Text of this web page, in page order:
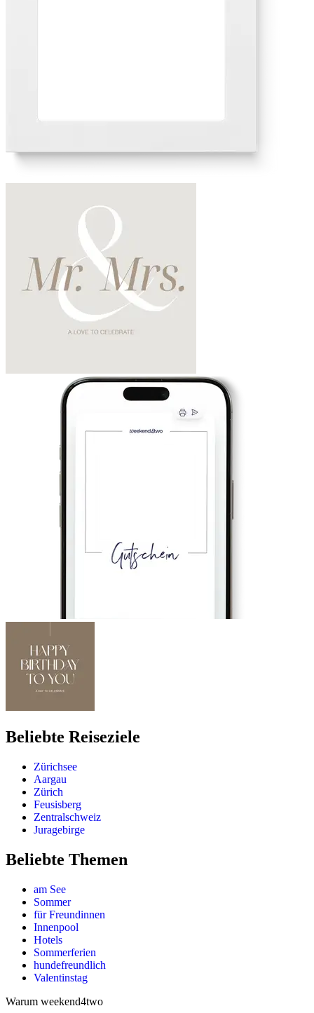
Beliebte Reiseziele
Zürichsee
Aargau
Zürich
Feusisberg
Zentralschweiz
Juragebirge
Beliebte Themen
am See
Sommer
für Freundinnen
Innenpool
Hotels
Sommerferien
hundefreundlich
Valentinstag
Warum weekend4two